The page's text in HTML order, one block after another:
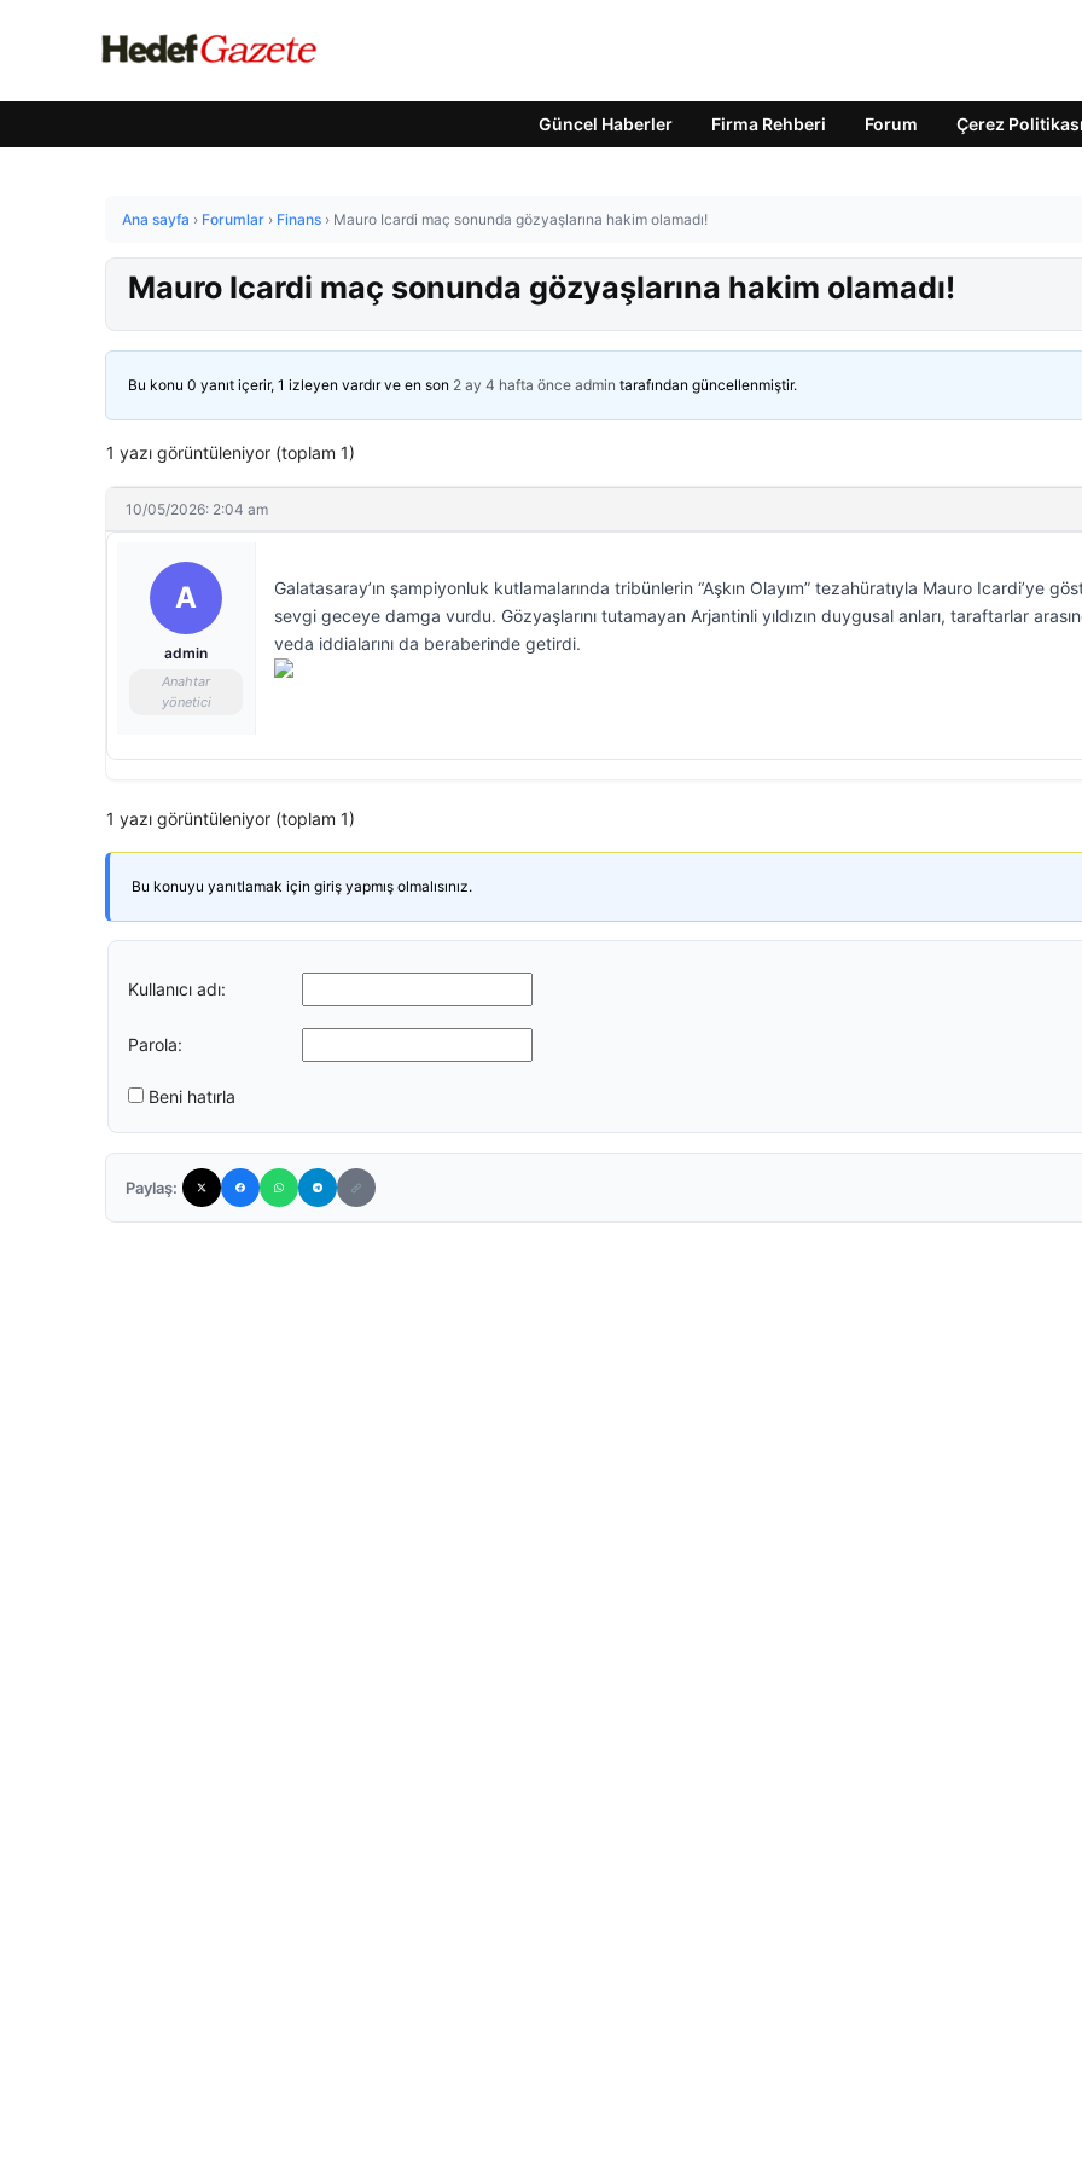
Güncel Haberler Firma Rehberi Forum Çerez Politikası
Ana sayfa › Forumlar › Finans › Mauro Icardi maç sonunda gözyaşlarına hakim olamadı!
Mauro Icardi maç sonunda gözyaşlarına hakim olamadı!
Bu konu 0 yanıt içerir, 1 izleyen vardır ve en son 2 ay 4 hafta önce admin tarafından güncellenmiştir.
1 yazı görüntüleniyor (toplam 1)
10/05/2026: 2:04 am
A
admin
Anahtar
yönetici
Galatasaray’ın şampiyonluk kutlamalarında tribünlerin “Aşkın Olayım” tezahüratıyla Mauro Icardi’ye
sevgi geceye damga vurdu. Gözyaşlarını tutamayan Arjantinli yıldızın duygusal anları, taraftarlar
veda iddialarını da beraberinde getirdi.
1 yazı görüntüleniyor (toplam 1)
Bu konuyu yanıtlamak için giriş yapmış olmalısınız.
Kullanıcı adı:
Parola:
Beni hatırla
Paylaş: